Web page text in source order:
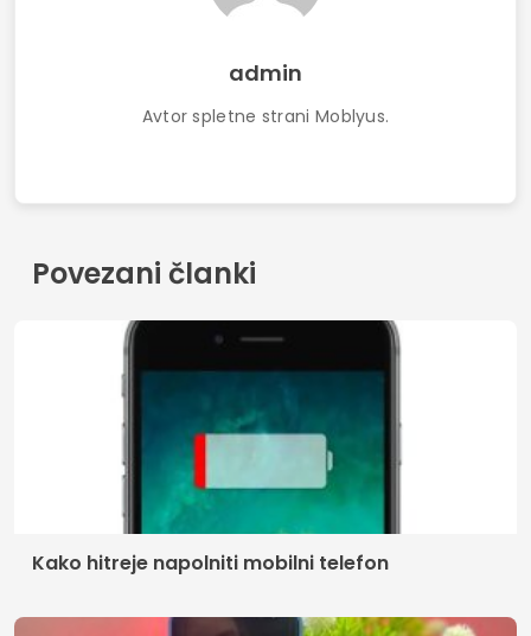
admin
Avtor spletne strani Moblyus.
Povezani članki
Kako hitreje napolniti mobilni telefon